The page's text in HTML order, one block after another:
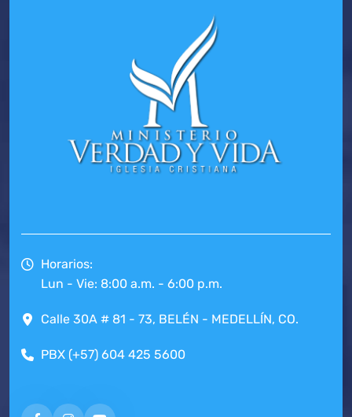
Horarios:
Lun - Vie: 8:00 a.m. - 6:00 p.m.
Calle 30A # 81 - 73, BELÉN - MEDELLÍN, CO.
PBX (+57) 604 425 5600